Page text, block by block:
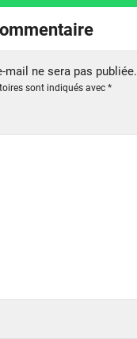
mail ne sera pas publiée.
sont indiqués avec *